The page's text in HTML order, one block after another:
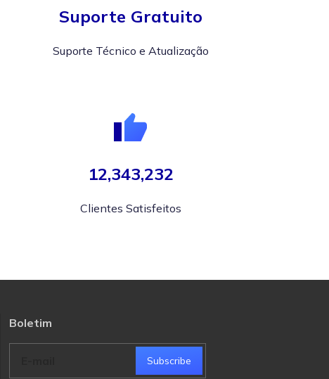
Suporte Gratuito
Suporte Técnico e Atualização
12,343,232
Clientes Satisfeitos
Boletim
Subscribe